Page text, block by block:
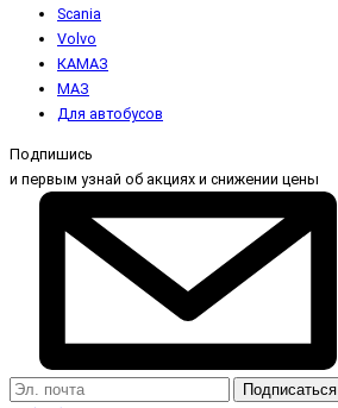
Scania
Volvo
КАМАЗ
МАЗ
Для автобусов
Подпишись
и первым узнай об акциях и снижении цены
Подписаться